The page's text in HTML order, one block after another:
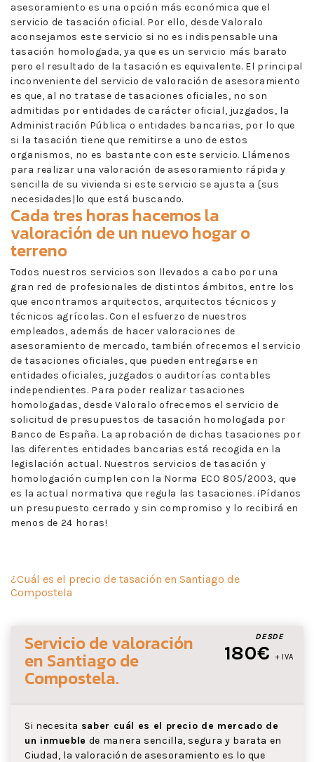
asesoramiento es una opción más económica que el
servicio de tasación oficial. Por ello, desde Valoralo
aconsejamos este servicio si no es indispensable una
tasación homologada, ya que es un servicio más barato
pero el resultado de la tasación es equivalente. El principal
inconveniente del servicio de valoración de asesoramiento
es que, al no tratase de tasaciones oficiales, no son
admitidas por entidades de carácter oficial, juzgados, la
Administración Pública o entidades bancarias, por lo que
si la tasación tiene que remitirse a uno de estos
organismos, no es bastante con este servicio. Llámenos
para realizar una valoración de asesoramiento rápida y
sencilla de su vivienda si este servicio se ajusta a {sus
necesidades|lo que está buscando.
Cada tres horas hacemos la
valoración de un nuevo hogar o
terreno
Todos nuestros servicios son llevados a cabo por una
gran red de profesionales de distintos ámbitos, entre los
que encontramos arquitectos, arquitectos técnicos y
técnicos agrícolas. Con el esfuerzo de nuestros
empleados, además de hacer valoraciones de
asesoramiento de mercado, también ofrecemos el servicio
de tasaciones oficiales, que pueden entregarse en
entidades oficiales, juzgados o auditorías contables
independientes. Para poder realizar tasaciones
homologadas, desde Valoralo ofrecemos el servicio de
solicitud de presupuestos de tasación homologada por
Banco de España. La aprobación de dichas tasaciones por
las diferentes entidades bancarias está recogida en la
legislación actual. Nuestros servicios de tasación y
homologación cumplen con la Norma ECO 805/2003, que
es la actual normativa que regula las tasaciones. ¡Pídanos
un presupuesto cerrado y sin compromiso y lo recibirá en
menos de 24 horas!
¿Cuál es el precio de tasación en Santiago de
Compostela
DESDE
180€ + IVA
Servicio de valoración
en Santiago de
Compostela.
Si necesita saber cuál es el precio de mercado de
un inmueble de manera sencilla, segura y barata en
Ciudad, la valoración de asesoramiento es lo que